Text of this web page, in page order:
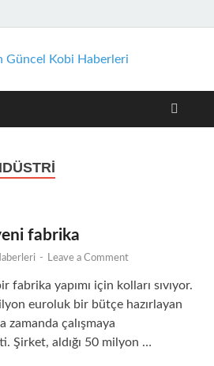
Kobi Haberleri
fabrika
- Leave a Comment
fabrika yapımı için kolları sıvıyor.
euroluk bir bütçe hazırlayan
zamanda çalışmaya
Şirket, aldığı 50 milyon …